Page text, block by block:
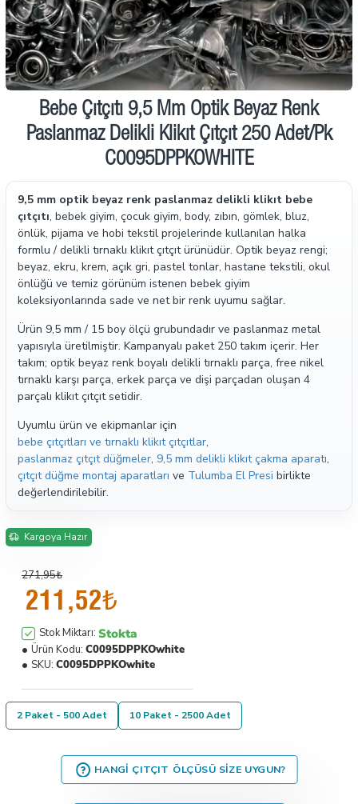
İndirimde
Bebe Çıtçıtı 9,5 Mm Optik Beyaz Renk
Paslanmaz Delikli Klikıt Çıtçıt 250 Adet/Pk
C0095DPPKOWHITE
9,5 mm optik beyaz renk paslanmaz delikli klikıt bebe
çıtçıtı, bebek giyim, çocuk giyim, body, zıbın, gömlek, bluz,
önlük, pijama ve hobi tekstil projelerinde kullanılan halka
formlu / delikli tırnaklı klikıt çıtçıt ürünüdür. Optik beyaz rengi;
beyaz, ekru, krem, açık gri, pastel tonlar, hastane tekstili, okul
önlüğü ve temiz görünüm istenen bebek giyim
koleksiyonlarında sade ve net bir renk uyumu sağlar.
Ürün 9,5 mm / 15 boy ölçü grubundadır ve paslanmaz metal
yapısıyla üretilmiştir. Kampanyalı paket 250 takım içerir. Her
takım; optik beyaz renk boyalı delikli tırnaklı parça, free nikel
tırnaklı karşı parça, erkek parça ve dişi parçadan oluşan 4
parçalı klikıt çıtçıt setidir.
Uyumlu ürün ve ekipmanlar için
bebe çıtçıtları ve tırnaklı klikıt çıtçıtlar,
paslanmaz çıtçıt düğmeler, 9,5 mm delikli klikıt çakma aparatı,
çıtçıt düğme montaj aparatları ve Tulumba El Presi birlikte
değerlendirilebilir.
Kargoya Hazır
211,52₺
271,95₺
Stok Miktarı: Stokta
Ürün Kodu: C0095DPPKOwhite
SKU: C0095DPPKOwhite
2 Paket - 500 Adet 10 Paket - 2500 Adet
HANGI ÇITÇIT ÖLÇÜSÜ SIZE UYGUN?